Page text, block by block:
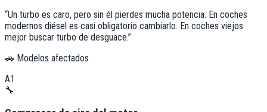
“Un turbo es caro, pero sin él pierdes mucha potencia. En coches
modernos diésel es casi obligatorio cambiarlo. En coches viejos
mejor buscar turbo de desguace.”
🚗 Modelos afectados
A1
🔧